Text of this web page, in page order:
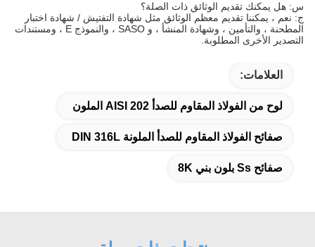
س: هل يمكنك تقديم الوثائق ذات الصلة؟
ج: نعم ، يمكننا تقديم معظم الوثائق مثل شهادة التفتيش / شهادة اختبار
المطحنة ، والتأمين ، وشهادة المنشأ ، و SASO ، والنموذج E ، ومستندات
التصدير الأخرى المطلوبة.
العلامات:
لوح من الفولاذ المقاوم للصدأ AISI 202 الملون
صفائح الفولاذ المقاوم للصدأ الملونة DIN 316L
صفائح Ss بلون بني 8K